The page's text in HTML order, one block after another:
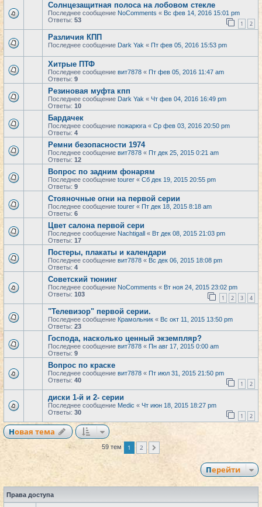
Солнцезащитная полоса на лобовом стекле
Последнее сообщение NoComments « Вс фев 14, 2016 15:01 pm
Ответы: 53 1 2
Различия КПП
Последнее сообщение Dark Yak « Пт фев 05, 2016 15:53 pm
Хитрые ПТФ
Последнее сообщение вит7878 « Пт фев 05, 2016 11:47 am
Ответы: 9
Резиновая муфта кпп
Последнее сообщение Dark Yak « Чт фев 04, 2016 16:49 pm
Ответы: 10
Бардачек
Последнее сообщение пожарюга « Ср фев 03, 2016 20:50 pm
Ответы: 4
Ремни безопасности 1974
Последнее сообщение вит7878 « Пт дек 25, 2015 0:21 am
Ответы: 12
Вопрос по задним фонарям
Последнее сообщение tourer « Сб дек 19, 2015 20:55 pm
Ответы: 9
Стояночные огни на первой серии
Последнее сообщение tourer « Пт дек 18, 2015 8:18 am
Ответы: 6
Цвет салона первой сери
Последнее сообщение Nachtigall « Вт дек 08, 2015 21:03 pm
Ответы: 17
Постеры, плакаты и календари
Последнее сообщение вит7878 « Вс дек 06, 2015 18:08 pm
Ответы: 4
Советский тюнинг
Последнее сообщение NoComments « Вт ноя 24, 2015 23:02 pm
Ответы: 103 1 2 3 4
"Телевизор" первой серии.
Последнее сообщение Крамольник « Вс окт 11, 2015 13:50 pm
Ответы: 23
Господа, насколько ценный экземпляр?
Последнее сообщение вит7878 « Пн авг 17, 2015 0:00 am
Ответы: 9
Вопрос по краске
Последнее сообщение вит7878 « Пт июл 31, 2015 21:50 pm
Ответы: 40 1 2
диски 1-й и 2- серии
Последнее сообщение Medic « Чт июн 18, 2015 18:27 pm
Ответы: 30 1 2
Новая тема
59 тем 1 2
Перейти
Права доступа